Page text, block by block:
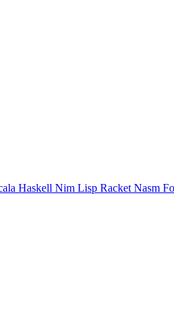
Haskell Nim Lisp Racket Nasm